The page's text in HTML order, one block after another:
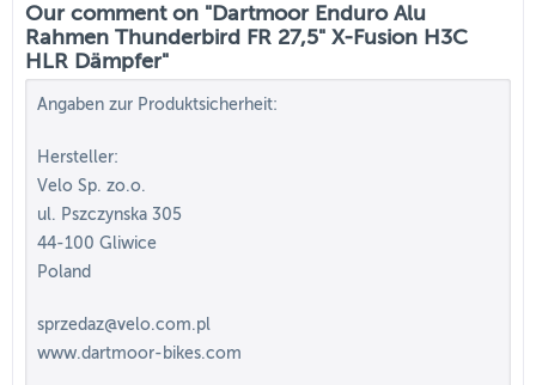
Our comment on "Dartmoor Enduro Alu
Rahmen Thunderbird FR 27,5" X-Fusion H3C
HLR Dämpfer"
Angaben zur Produktsicherheit:
Hersteller:
Velo Sp. zo.o.
ul. Pszczynska 305
44-100 Gliwice
Poland
sprzedaz@velo.com.pl
www.dartmoor-bikes.com